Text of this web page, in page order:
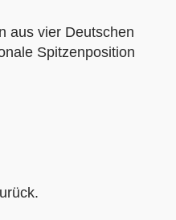
aus vier Deutschen
Spitzenposition